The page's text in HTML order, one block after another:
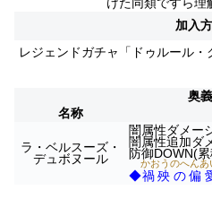
加入
レジェンドガチャ「ドゥルール・
奥義
名称
ラ・ベルスーズ・
デュボヌール
闇属性ダメー
闇属性追加ダ
防御DOWN(
◆禍殃の偏
かおうのへんあ